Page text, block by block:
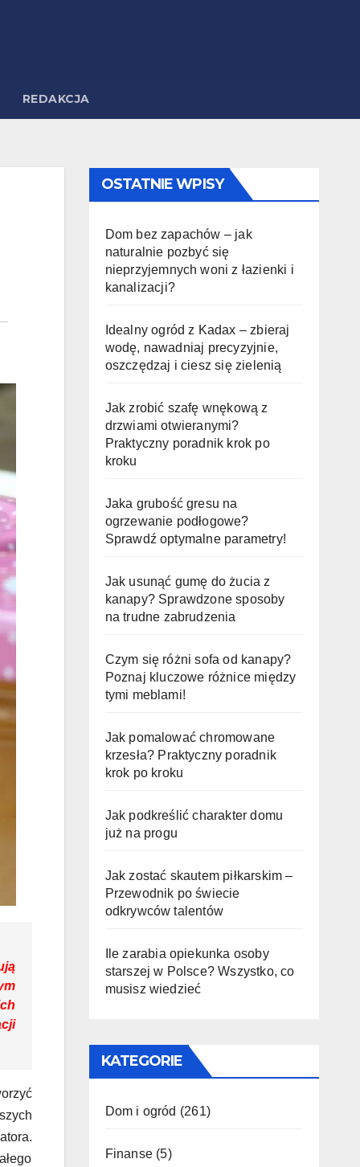
REDAKCJA
OSTATNIE WPISY
Dom bez zapachów – jak
naturalnie pozbyć się
nieprzyjemnych woni z łazienki i
kanalizacji?
Idealny ogród z Kadax – zbieraj
wodę, nawadniaj precyzyjnie,
oszczędzaj i ciesz się zielenią
Jak zrobić szafę wnękową z
drzwiami otwieranymi?
Praktyczny poradnik krok po
kroku
Jaka grubość gresu na
ogrzewanie podłogowe?
Sprawdź optymalne parametry!
Jak usunąć gumę do żucia z
kanapy? Sprawdzone sposoby
na trudne zabrudzenia
Czym się różni sofa od kanapy?
Poznaj kluczowe różnice między
tymi meblami!
Jak pomalować chromowane
krzesła? Praktyczny poradnik
krok po kroku
Jak podkreślić charakter domu
już na progu
Jak zostać skautem piłkarskim –
Przewodnik po świecie
odkrywców talentów
Ile zarabia opiekunka osoby
starszej w Polsce? Wszystko, co
musisz wiedzieć
KATEGORIE
Dom i ogród (261)
Finanse(5)